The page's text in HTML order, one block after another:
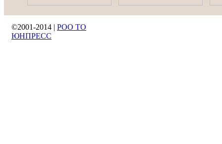
©2001-2014 | РОО ТО
ЮНПРЕСС